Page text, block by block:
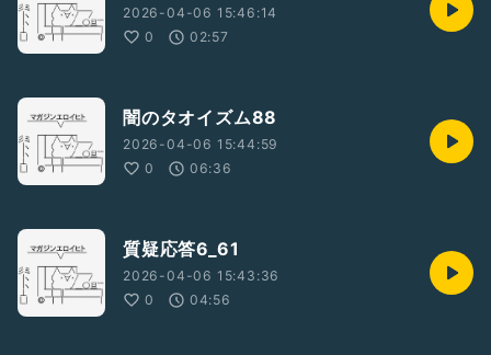
2026-04-06 15:46:14
0
02:57
闇のタオイズム88
2026-04-06 15:44:59
0
06:36
質疑応答6_61
2026-04-06 15:43:36
0
04:56